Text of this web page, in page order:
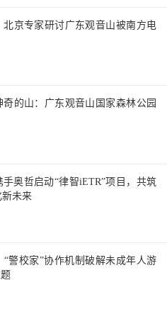
北京专家研讨广东观音山被南方电
奇的山：广东观音山国家森林公园
手奥哲启动“律智iETR”项目，共筑
未来
“警校家”协作机制破解未成年人游